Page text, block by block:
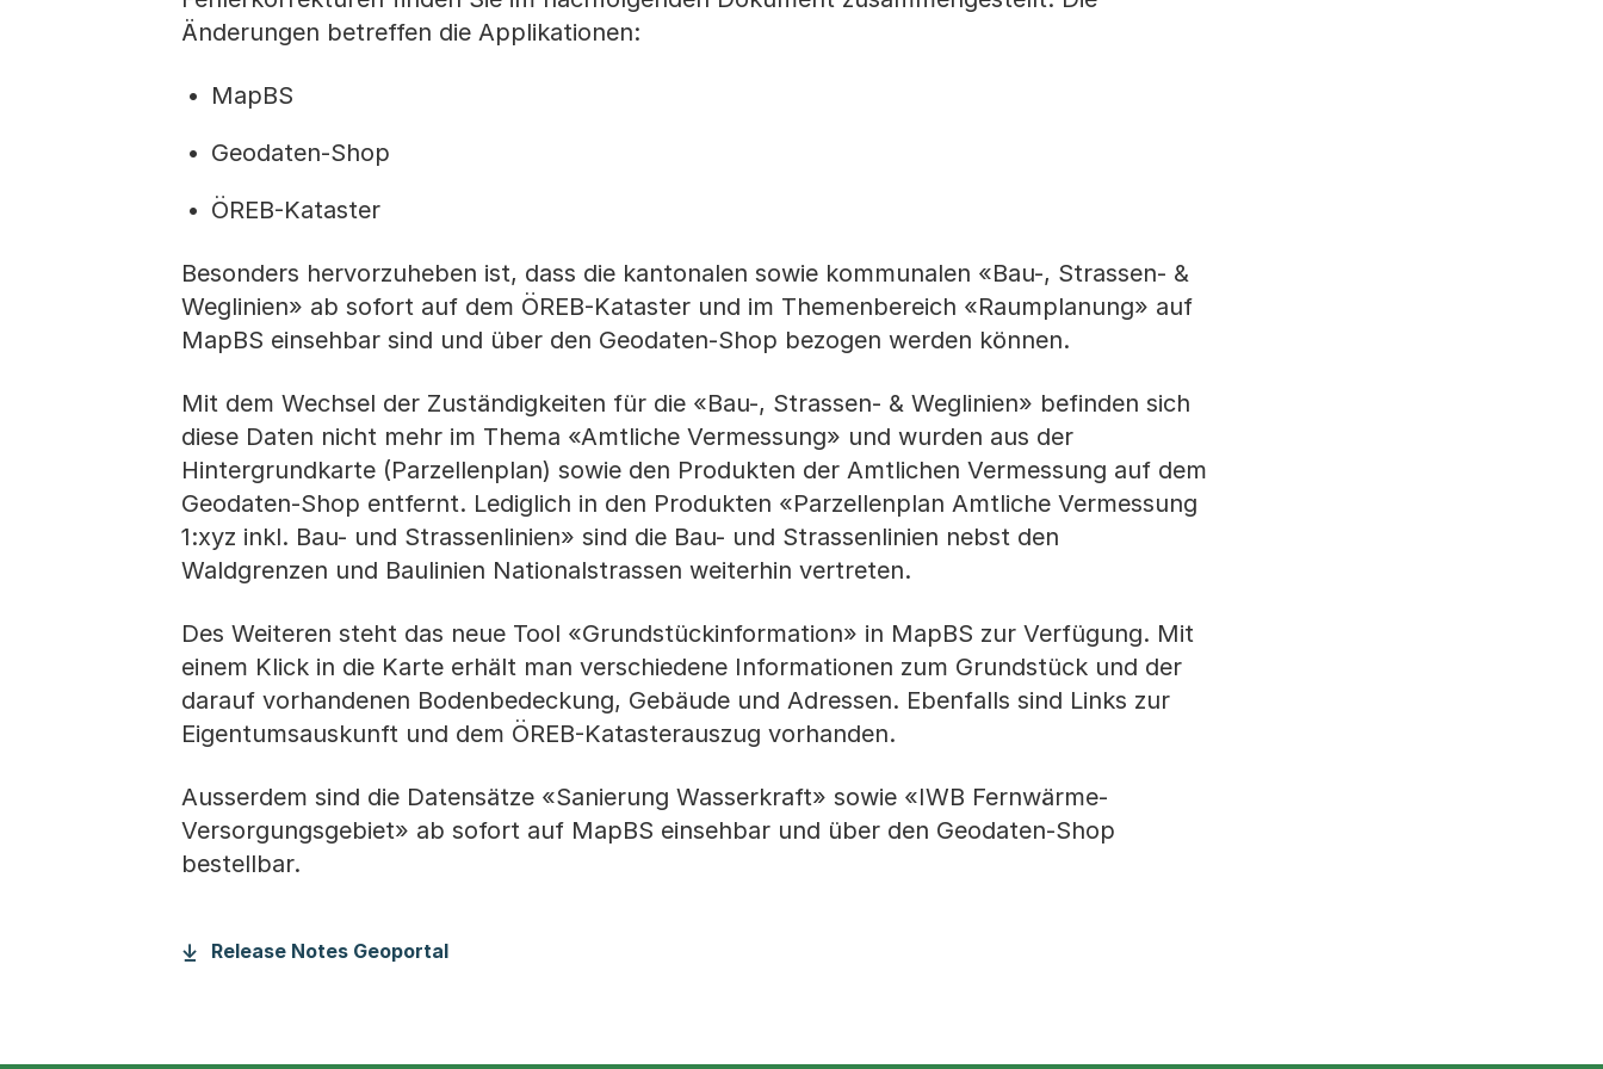
Änderungen betreffen die Applikationen:
MapBS
Geodaten-Shop
ÖREB-Kataster
Besonders hervorzuheben ist, dass die kantonalen sowie kommunalen «Bau-, Strassen- &
Weglinien» ab sofort auf dem ÖREB-Kataster und im Themenbereich «Raumplanung» auf
MapBS einsehbar sind und über den Geodaten-Shop bezogen werden können.
Mit dem Wechsel der Zuständigkeiten für die «Bau-, Strassen- & Weglinien» befinden sich
diese Daten nicht mehr im Thema «Amtliche Vermessung» und wurden aus der
Hintergrundkarte (Parzellenplan) sowie den Produkten der Amtlichen Vermessung auf dem
Geodaten-Shop entfernt. Lediglich in den Produkten «Parzellenplan Amtliche Vermessung
1:xyz inkl. Bau- und Strassenlinien» sind die Bau- und Strassenlinien nebst den
Waldgrenzen und Baulinien Nationalstrassen weiterhin vertreten.
Des Weiteren steht das neue Tool «Grundstückinformation» in MapBS zur Verfügung. Mit
einem Klick in die Karte erhält man verschiedene Informationen zum Grundstück und der
darauf vorhandenen Bodenbedeckung, Gebäude und Adressen. Ebenfalls sind Links zur
Eigentumsauskunft und dem ÖREB-Katasterauszug vorhanden.
Ausserdem sind die Datensätze «Sanierung Wasserkraft» sowie «IWB Fernwärme-
Versorgungsgebiet» ab sofort auf MapBS einsehbar und über den Geodaten-Shop
bestellbar.
Release Notes Geoportal